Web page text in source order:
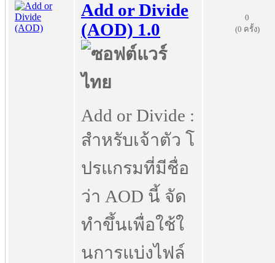
Add or Divide
(AOD) 1.0
Add or Divide :
สำหรับเจ้าตัว โ
ปรแกรมที่มีชื่อ
ว่า AOD นี้ จัด
ทำขึ้นเพื่อใช้ใ
นการแบ่งไฟล์
0
(0 ครั้ง)